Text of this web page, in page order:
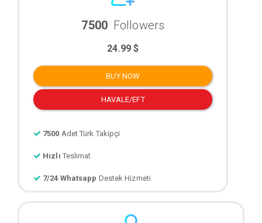
7500 Followers
24.99 $
BUY NOW
HAVALE/EFT
7500 Adet Türk Takipçi
Hızlı Teslimat
7/24 Whatsapp Destek Hizmeti